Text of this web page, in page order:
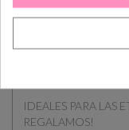
Colores: Marrón
"COMENTARIOS
COMPRA)
IDEALES PARA LAS
REGALAMOS!